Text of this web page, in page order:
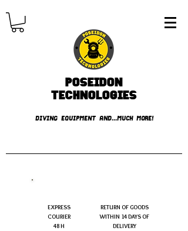
Poseidon
TECHNOLOGIES
DIVING EQUIPMENT AND...MUCH MORE!
EXPRESS
COURIER
48 H
RETURN OF GOODS
WITHIN 14 DAYS OF
DELIVERY